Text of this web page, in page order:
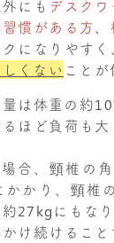
にも デスク
慣がある方、
になりやすく
くない ことが
は体重の約
ほど負荷も
合、頸椎の
かかり、頸椎
27kgにもなり
け続けるこ